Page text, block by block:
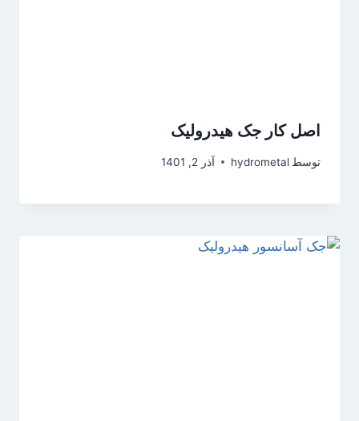
اصل کار جک هیدرولیک
توسط hydrometal آذر 2, 1401